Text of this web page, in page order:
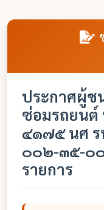
ประกาศผู้ช
ซ่อมรถยนต์
๔๑๗๕ นศ
๐๐๒-๓๕-๐
รายการ